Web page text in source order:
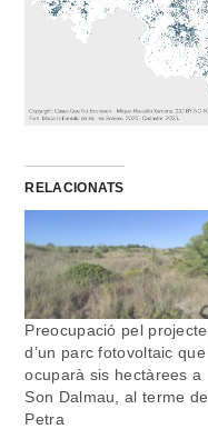
RELACIONATS
Preocupació pel projecte
d’un parc fotovoltaic que
ocuparà sis hectàrees a
Son Dalmau, al terme de
Petra